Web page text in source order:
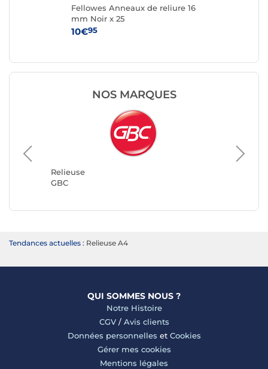
Fellowes Anneaux de reliure 16
mm Noir x 25
10€95
NOS MARQUES
Relieuse
GBC
Tendances actuelles : Relieuse A4
QUI SOMMES NOUS ?
Notre Histoire
CGV/ Avis clients
Données personnelles et Cookies
Gérer mes cookies
Mentions légales